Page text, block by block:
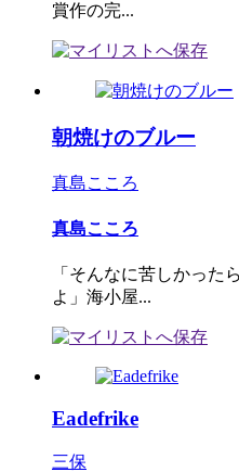
賞作の完...
朝焼けのブルー
真島こころ
真島こころ
「そんなに苦しかった
よ」海小屋...
Eadefrike
三保